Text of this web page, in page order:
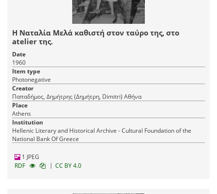
Η Ναταλία Μελά καθιστή στον ταύρο της, στο
atelier της.
Date
1960
Item type
Photonegative
Creator
Παπαδήμος, Δημήτρης (Δημήτρη, Dimitri) Αθήνα
Place
Athens
Institution
Hellenic Literary and Historical Archive - Cultural Foundation of the
National Bank Of Greece
1 JPEG
RDF
| CC BY 4.0